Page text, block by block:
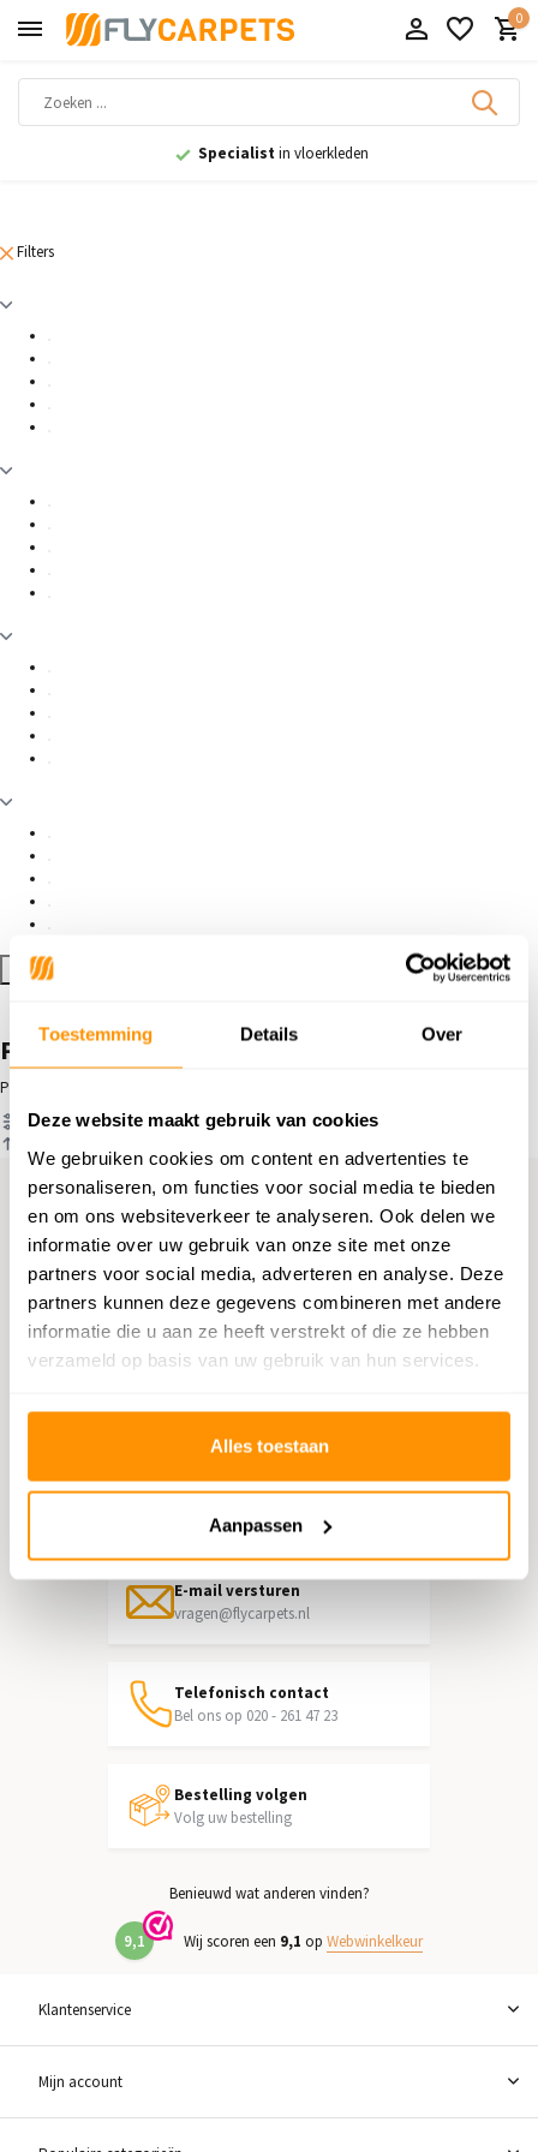
Toestemming Details Over
Deze website maakt gebruik van cookies
We gebruiken cookies om content en advertenties te
personaliseren, om functies voor social media te bieden
en om ons websiteverkeer te analyseren. Ook delen we
informatie over uw gebruik van onze site met onze
partners voor social media, adverteren en analyse. Deze
partners kunnen deze gegevens combineren met andere
informatie die u aan ze heeft verstrekt of die ze hebben
verzameld op basis van uw gebruik van hun services.
Alles toestaan
Aanpassen
0
Specialistin vloerkleden
Filters
Filter toepassen
Producten getagd met Retro
Producten
Filter
Hulp nodig?
Neem contact op met onze
klantenservice
Informatie over het terugsturen
Chat direct
E-mail versturen
vragen@flycarpets.nl
Telefonisch contact
Bel ons op 020 - 261 47 23
Bestelling volgen
Volg uw bestelling
Benieuwd wat anderen vinden?
9,1 Wij scoren een 9,1 op Webwinkelkeur
Klantenservice
Mijn account